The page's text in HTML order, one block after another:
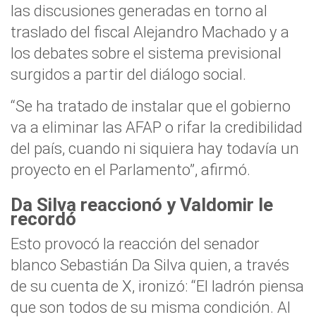
las discusiones generadas en torno al
traslado del fiscal Alejandro Machado y a
los debates sobre el sistema previsional
surgidos a partir del diálogo social.
“Se ha tratado de instalar que el gobierno
va a eliminar las AFAP o rifar la credibilidad
del país, cuando ni siquiera hay todavía un
proyecto en el Parlamento”, afirmó.
Da Silva reaccionó y Valdomir le
recordó
Esto provocó la reacción del senador
blanco Sebastián Da Silva quien, a través
de su cuenta de X, ironizó: “El ladrón piensa
que son todos de su misma condición. Al